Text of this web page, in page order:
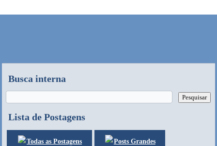
Busca interna
Lista de Postagens
Todas as Postagens Posts Grandes